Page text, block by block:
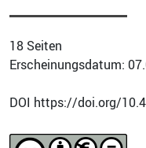
18 Seiten
Erscheinungsdatum:
DOI https://doi.org/